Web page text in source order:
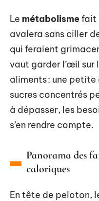
Le métabolismefait
avalera sans ciller
qui feraient
vaut garder l’œil
aliments : une
sucres concentrés
à dépasser, les
s’en rendre compte.
Panorama des
caloriques
En tête de peloton,